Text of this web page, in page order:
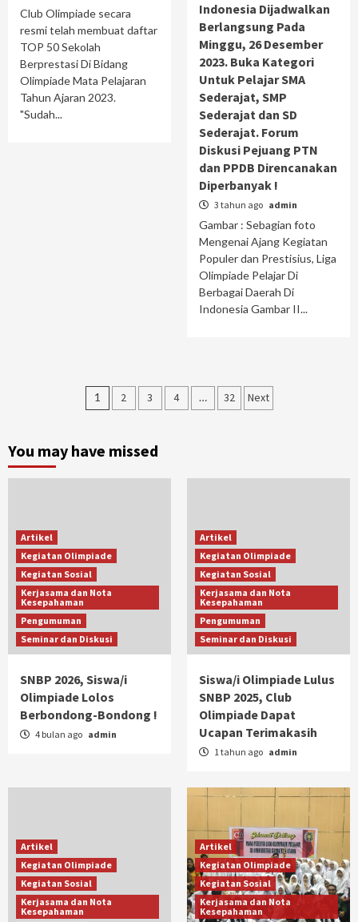
Club Olimpiade secara
resmi telah membuat daftar
TOP 50 Sekolah
Berprestasi Di Bidang
Olimpiade Mata Pelajaran
Tahun Ajaran 2023.
"Sudah...
Indonesia Dijadwalkan
Berlangsung Pada
Minggu, 26 Desember
2023. Buka Kategori
Untuk Pelajar SMA
Sederajat, SMP
Sederajat dan SD
Sederajat. Forum
Diskusi Pejuang PTN
dan PPDB Direncanakan
Diperbanyak !
3 tahun ago admin
Gambar : Sebagian foto
Mengenai Ajang Kegiatan
Populer dan Prestisius, Liga
Olimpiade Pelajar Di
Berbagai Daerah Di
Indonesia Gambar II...
Paginasi
1 2 3 4 … 32 Next
You may have missed
Artikel
Kegiatan Olimpiade
Kegiatan Sosial
Kerjasama dan Nota
Kesepahaman
Pengumuman
Seminar dan Diskusi
SNBP 2026, Siswa/i
Olimpiade Lolos
Berbondong-Bondong !
4 bulan ago admin
Artikel
Kegiatan Olimpiade
Kegiatan Sosial
Kerjasama dan Nota
Kesepahaman
Pengumuman
Seminar dan Diskusi
Siswa/i Olimpiade Lulus
SNBP 2025, Club
Olimpiade Dapat
Ucapan Terimakasih
1 tahun ago admin
Artikel
Kegiatan Olimpiade
Kegiatan Sosial
Kerjasama dan Nota
Kesepahaman
Artikel
Kegiatan Olimpiade
Kegiatan Sosial
Kerjasama dan Nota
Kesepahaman